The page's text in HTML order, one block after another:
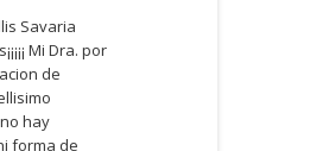
Savaria
Mi Dra. por
de
hay
forma de